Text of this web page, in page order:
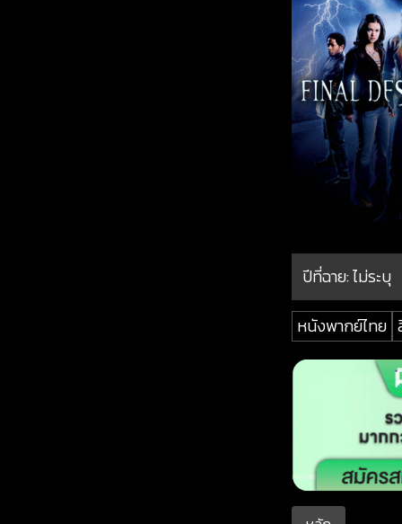
ปีที่ฉาย:ไม่ระบุ
หนังพากย์ไทย